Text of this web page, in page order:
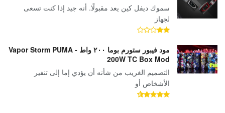
سموك ديفل كين يعد مقبولًا. أنه جيد إذا كنت تسعى
لجهاز
مود فيبور ستورم بوما ٢٠٠ واط - Vapor Storm PUMA
200W TC Box Mod
التصميم الغريب من شأنه أن يؤدي إما إلى تنفير
الأشخاص أو